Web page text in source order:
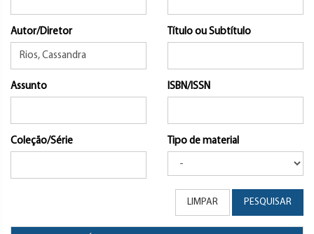
Autor/Diretor Título ou Subtítulo
Assunto ISBN/ISSN
Coleção/Série Tipo de material
LIMPAR PESQUISAR